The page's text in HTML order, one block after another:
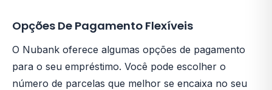
Opções De Pagamento Flexíveis
O Nubank oferece algumas opções de pagamento
para o seu empréstimo. Você pode escolher o
número de parcelas que melhor se encaixa no seu